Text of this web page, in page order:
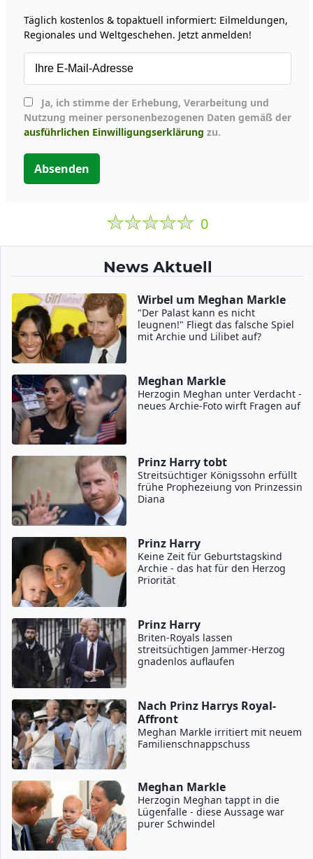
Täglich kostenlos & topaktuell informiert: Eilmeldungen,
Regionales und Weltgeschehen. Jetzt anmelden!
Nutzung meiner personenbezogenen Daten gemäß der
ausführlichen Einwilligungserklärung zu.
Absenden
0
News Aktuell
Wirbel um Meghan Markle
"Der Palast kann es nicht
leugnen!" Fliegt das falsche Spiel
mit Archie und Lilibet auf?
Meghan Markle
Herzogin Meghan unter Verdacht -
neues Archie-Foto wirft Fragen auf
Prinz Harry tobt
Streitsüchtiger Königssohn erfüllt
frühe Prophezeiung von Prinzessin
Diana
Prinz Harry
Keine Zeit für Geburtstagskind
Archie - das hat für den Herzog
Priorität
Prinz Harry
Briten-Royals lassen
streitsüchtigen Jammer-Herzog
gnadenlos auflaufen
Nach Prinz Harrys Royal-
Affront
Meghan Markle irritiert mit neuem
Familienschnappschuss
Meghan Markle
Herzogin Meghan tappt in die
Lügenfalle - diese Aussage war
purer Schwindel